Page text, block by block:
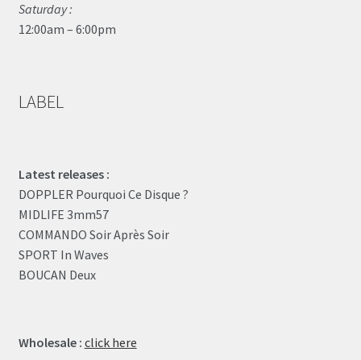
Saturday :
12:00am – 6:00pm
LABEL
Latest releases :
DOPPLER Pourquoi Ce Disque ?
MIDLIFE 3mm57
COMMANDO Soir Après Soir
SPORT In Waves
BOUCAN Deux
Wholesale : click here